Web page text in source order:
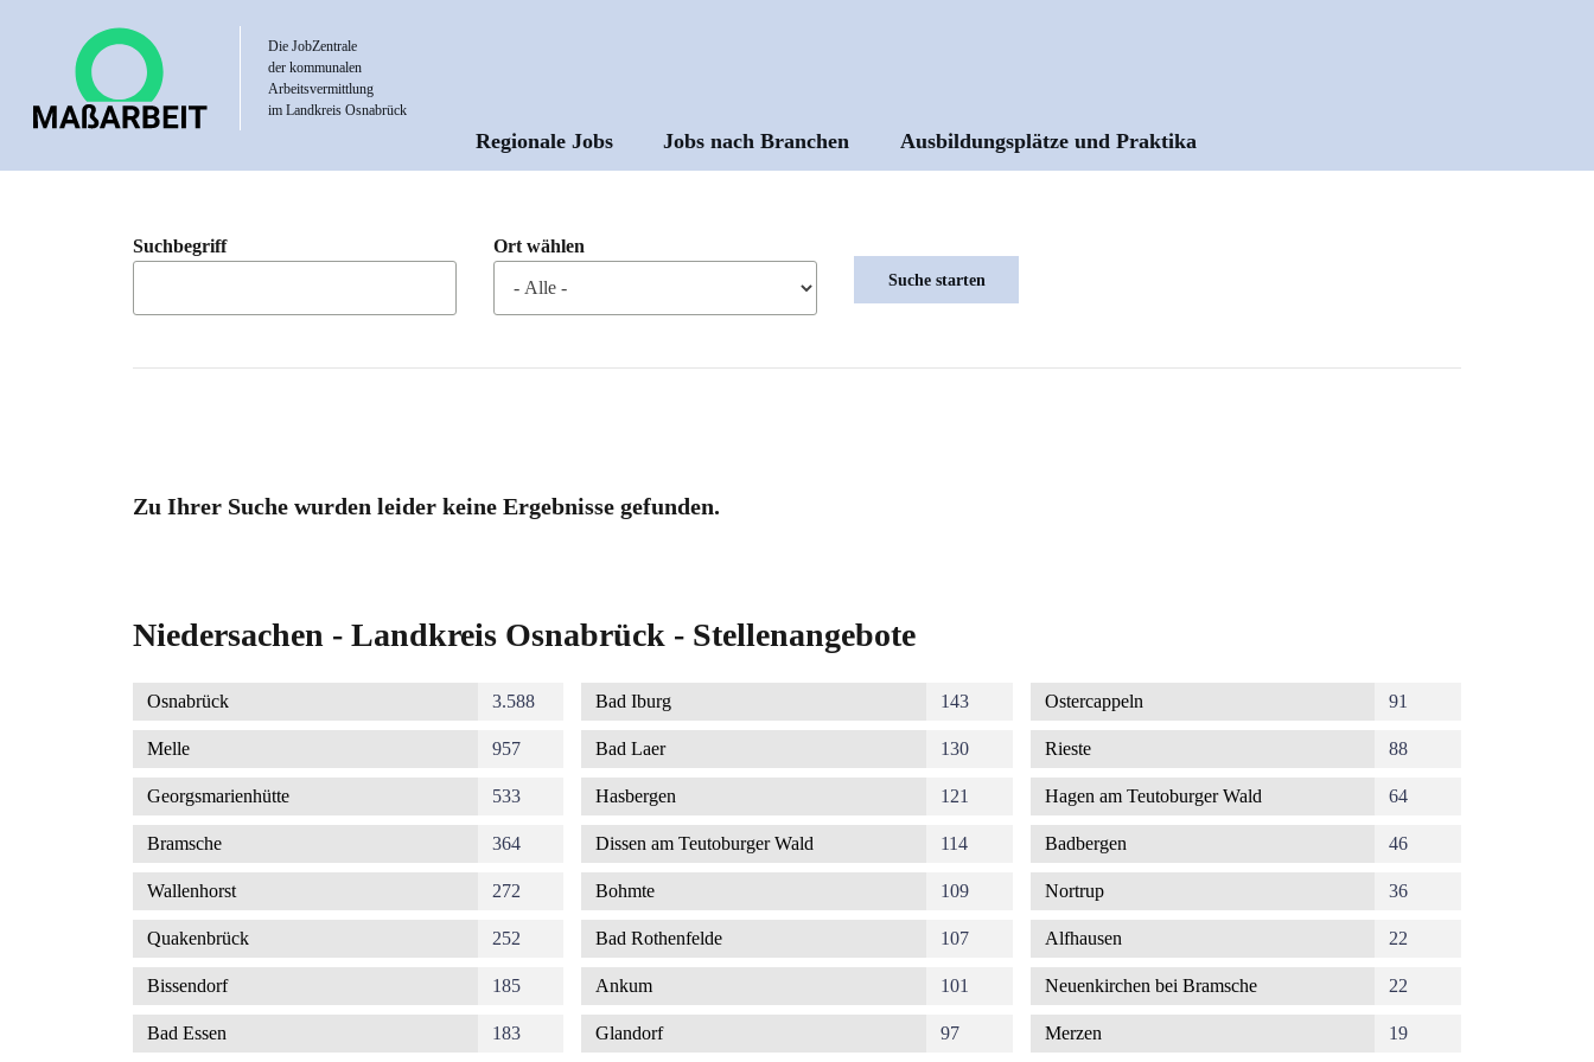
Die JobZentrale
der kommunalen
Arbeitsvermittlung
im Landkreis Osnabrück
Hauptnavigation
Regionale Jobs Jobs nach Branchen Ausbildungsplätze und Praktika
Suchbegriff Ort wählen
Zu Ihrer Suche wurden leider keine Ergebnisse gefunden.
Niedersachen - Landkreis Osnabrück - Stellenangebote
Osnabrück 3.588
Melle 957
Georgsmarienhütte 533
Bramsche 364
Wallenhorst 272
Quakenbrück 252
Bissendorf 185
Bad Essen 183
Bad Iburg 143
Bad Laer 130
Hasbergen 121
Dissen am Teutoburger Wald 114
Bohmte 109
Bad Rothenfelde 107
Ankum 101
Glandorf 97
Ostercappeln 91
Rieste 88
Hagen am Teutoburger Wald 64
Badbergen 46
Nortrup 36
Alfhausen 22
Neuenkirchen bei Bramsche 22
Merzen 19